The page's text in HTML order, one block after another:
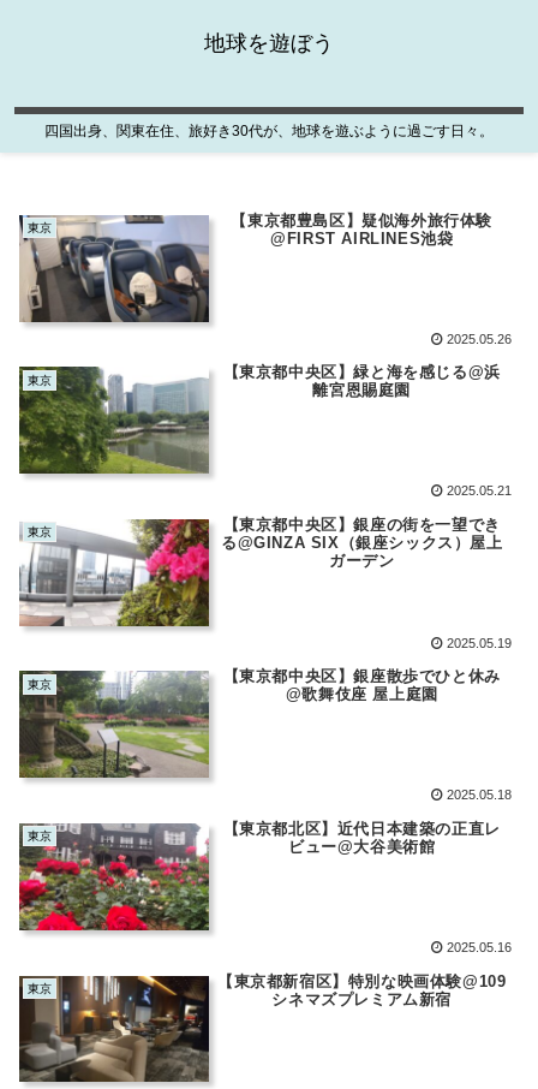
地球を遊ぼう
四国出身、関東在住、旅好き30代が、地球を遊ぶように過ごす日々。
東京
【東京都豊島区】疑似海外旅行体験
@FIRST AIRLINES池袋
2025.05.26
東京
【東京都中央区】緑と海を感じる@浜
離宮恩賜庭園
2025.05.21
東京
【東京都中央区】銀座の街を一望でき
る@GINZA SIX（銀座シックス）屋上
ガーデン
2025.05.19
東京
【東京都中央区】銀座散歩でひと休み
@歌舞伎座 屋上庭園
2025.05.18
東京
【東京都北区】近代日本建築の正直レ
ビュー@大谷美術館
2025.05.16
東京
【東京都新宿区】特別な映画体験@109
シネマズプレミアム新宿